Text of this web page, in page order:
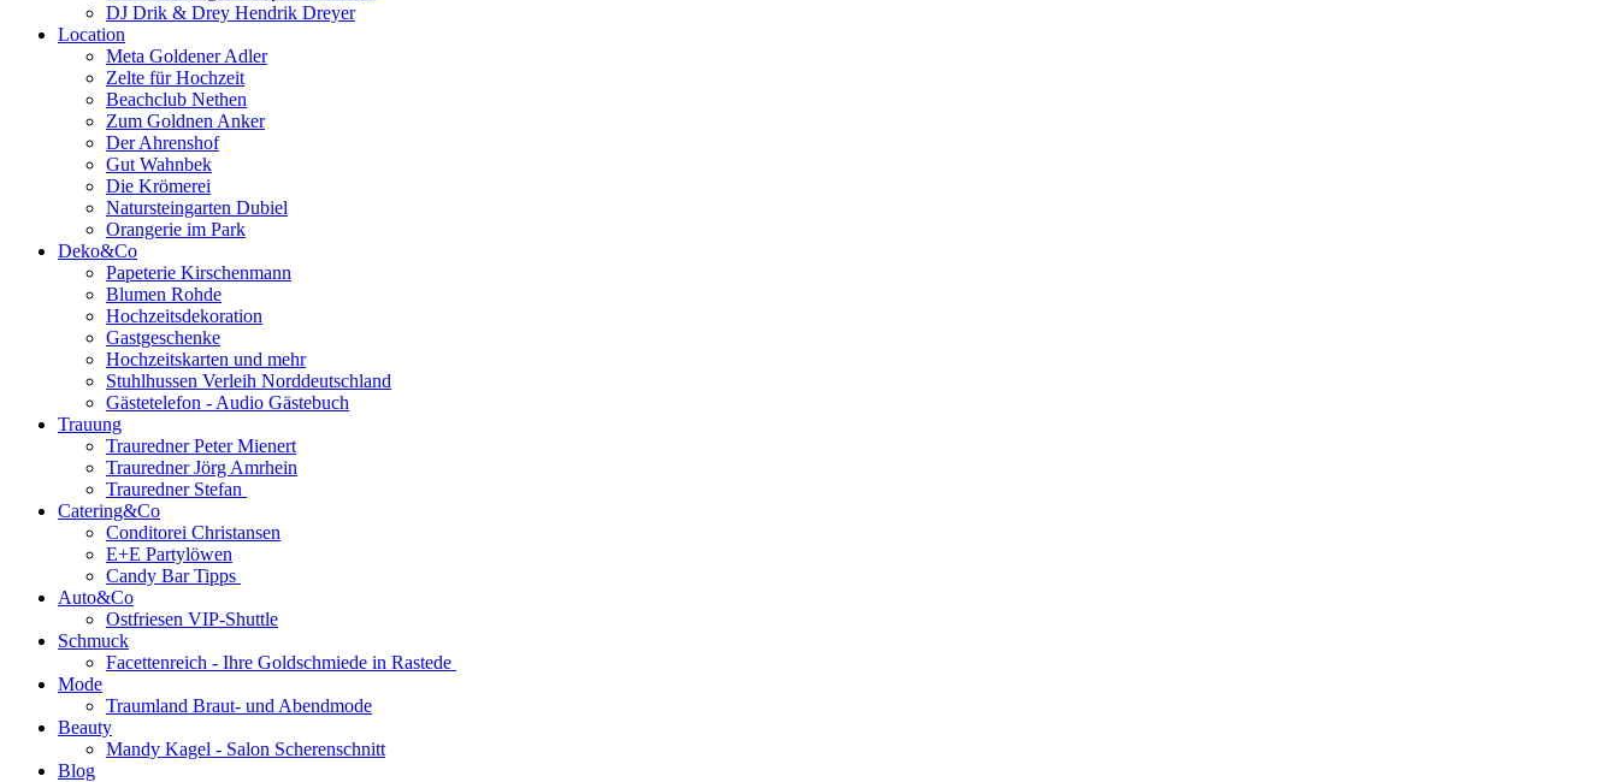
DJ Drik & Drey Hendrik Dreyer
Location
Meta Goldener Adler
Zelte für Hochzeit
Beachclub Nethen
Zum Goldnen Anker
Der Ahrenshof
Gut Wahnbek
Die Krömerei
Natursteingarten Dubiel
Orangerie im Park
Deko&Co
Papeterie Kirschenmann
Blumen Rohde
Hochzeitsdekoration
Gastgeschenke
Hochzeitskarten und mehr
Stuhlhussen Verleih Norddeutschland
Gästetelefon - Audio Gästebuch
Trauung
Trauredner Peter Mienert
Trauredner Jörg Amrhein
Trauredner Stefan
Catering&Co
Conditorei Christansen
E+E Partylöwen
Candy Bar Tipps
Auto&Co
Ostfriesen VIP-Shuttle
Schmuck
Facettenreich - Ihre Goldschmiede in Rastede
Mode
Traumland Braut- und Abendmode
Beauty
Mandy Kagel - Salon Scherenschnitt
Blog